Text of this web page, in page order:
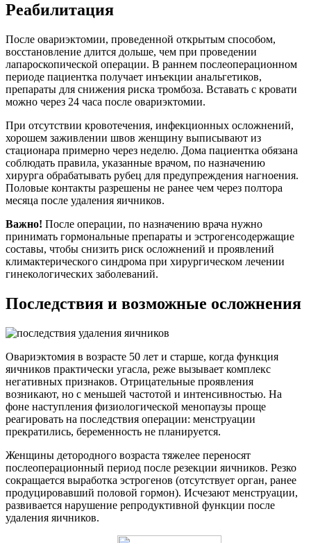
Реабилитация
После овариэктомии, проведенной открытым способом,
восстановление длится дольше, чем при проведении
лапароскопической операции. В раннем послеоперационном
периоде пациентка получает инъекции анальгетиков,
препараты для снижения риска тромбоза. Вставать с кровати
можно через 24 часа после овариэктомии.
При отсутствии кровотечения, инфекционных осложнений,
хорошем заживлении швов женщину выписывают из
стационара примерно через неделю. Дома пациентка обязана
соблюдать правила, указанные врачом, по назначению
хирурга обрабатывать рубец для предупреждения нагноения.
Половые контакты разрешены не ранее чем через полтора
месяца после удаления яичников.
Важно! После операции, по назначению врача нужно
принимать гормональные препараты и эстрогенсодержащие
составы, чтобы снизить риск осложнений и проявлений
климактерического синдрома при хирургическом лечении
гинекологических заболеваний.
Последствия и возможные осложнения
Овариэктомия в возрасте 50 лет и старше, когда функция
яичников практически угасла, реже вызывает комплекс
негативных признаков. Отрицательные проявления
возникают, но с меньшей частотой и интенсивностью. На
фоне наступления физиологической менопаузы проще
реагировать на последствия операции: менструации
прекратились, беременность не планируется.
Женщины детородного возраста тяжелее переносят
послеоперационный период после резекции яичников. Резко
сокращается выработка эстрогенов (отсутствует орган, ранее
продуцировавший половой гормон). Исчезают менструации,
развивается нарушение репродуктивной функции после
удаления яичников.